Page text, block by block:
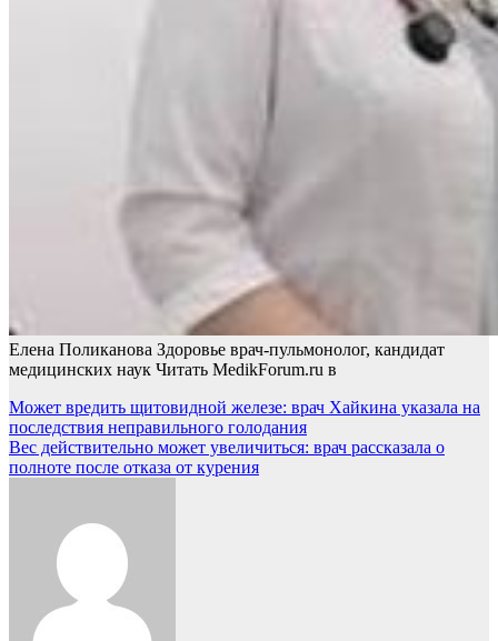
Елена Поликанова Здоровье врач-пульмонолог, кандидат
медицинских наук Читать MedikForum.ru в
Навигация
по
записям
Может вредить щитовидной железе: врач Хайкина указала на
последствия неправильного голодания
Вес действительно может увеличиться: врач рассказала о
полноте после отказа от курения